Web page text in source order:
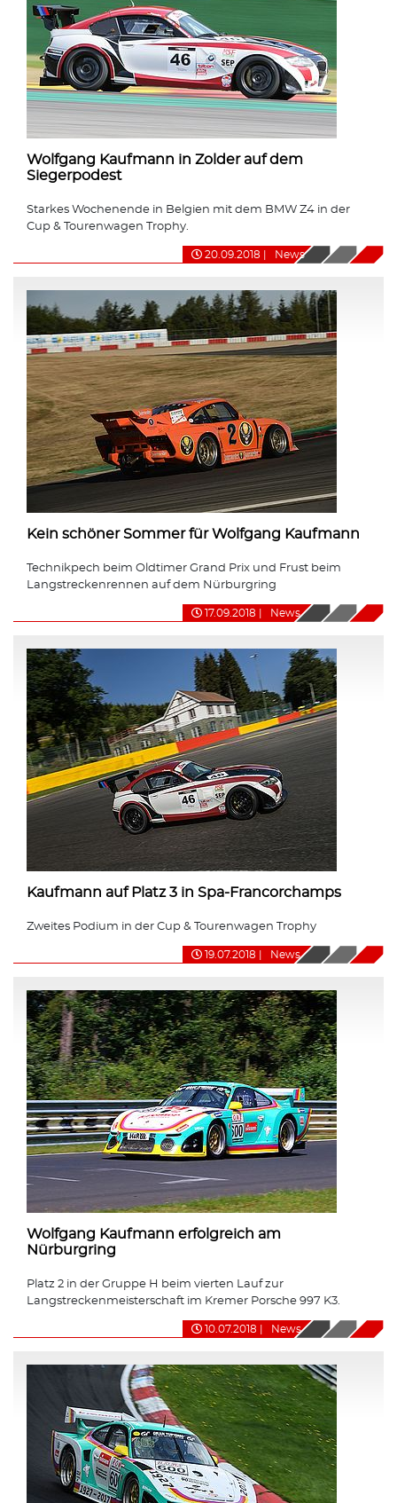
Wolfgang Kaufmann in Zolder auf dem
Siegerpodest
Starkes Wochenende in Belgien mit dem BMW Z4 in der
Cup & Tourenwagen Trophy.
20.09.2018 News
Kein schöner Sommer für Wolfgang Kaufmann
Technikpech beim Oldtimer Grand Prix und Frust beim
Langstreckenrennen auf dem Nürburgring
17.09.2018 News
Kaufmann auf Platz 3 in Spa-Francorchamps
Zweites Podium in der Cup & Tourenwagen Trophy
19.07.2018 News
Wolfgang Kaufmann erfolgreich am
Nürburgring
Platz 2 in der Gruppe H beim vierten Lauf zur
Langstreckenmeisterschaft im Kremer Porsche 997 K3.
10.07.2018 News